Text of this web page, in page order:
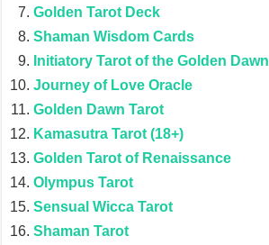
Golden Tarot Deck
Shaman Wisdom Cards
Initiatory Tarot of the Golden Dawn
Journey of Love Oracle
Golden Dawn Tarot
Kamasutra Tarot (18+)
Golden Tarot of Renaissance
Olympus Tarot
Sensual Wicca Tarot
Shaman Tarot